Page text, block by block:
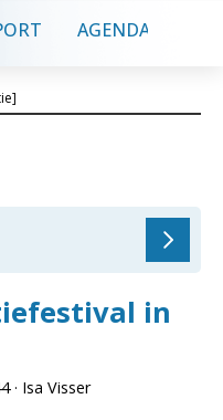
AGENDA
in
· Isa Visser